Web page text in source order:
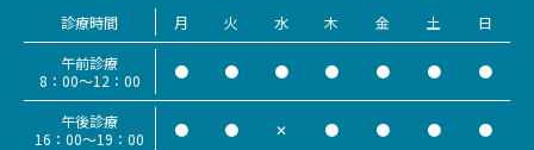
診療時間 月 火 水 木 金 土
日
午前診療
8：00～12：00
● ● ● ● ● ● ●
午後診療
16：00～19：00
● ● ✕ ● ● ● ●